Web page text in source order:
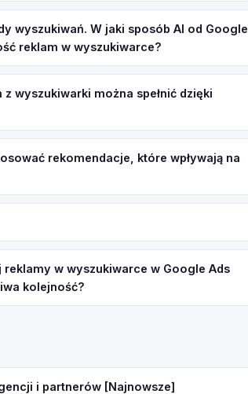
wyszukiwań. W jaki sposób AI od Google
reklam w wyszukiwarce?
wyszukiwarki można spełnić dzięki
rekomendacje, które wpływają na
w wyszukiwarce w Google Ads
kolejność?
i partnerów [Najnowsze]